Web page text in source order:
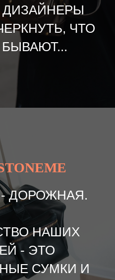
ЧТО
ДОРОЖНАЯ.
НАШИХ
- ЭТО
СУМКИ И